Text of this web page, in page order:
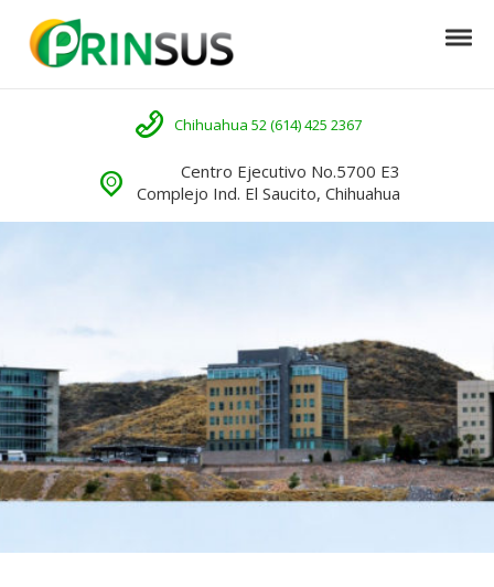
Skip to navigation
Skip to content
Prinsus
Llámenos
Chihuahua 52 (614) 425 2367
Centro Ejecutivo No.5700 E3
Complejo Ind. El Saucito, Chihuahua